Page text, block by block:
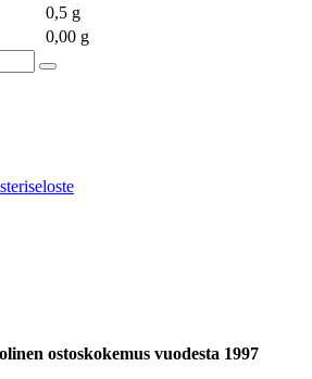
0,5 g
0,00 g
ostoskokemus vuodesta 1997